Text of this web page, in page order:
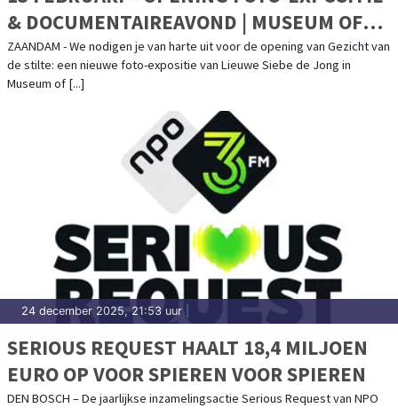
& DOCUMENTAIREAVOND | MUSEUM OF
HUMANITY
ZAANDAM - We nodigen je van harte uit voor de opening van Gezicht van
de stilte: een nieuwe foto-expositie van Lieuwe Siebe de Jong in
Museum of [...]
24 december 2025, 21:53 uur
SERIOUS REQUEST HAALT 18,4 MILJOEN
EURO OP VOOR SPIEREN VOOR SPIEREN
DEN BOSCH – De jaarlijkse inzamelingsactie Serious Request van NPO